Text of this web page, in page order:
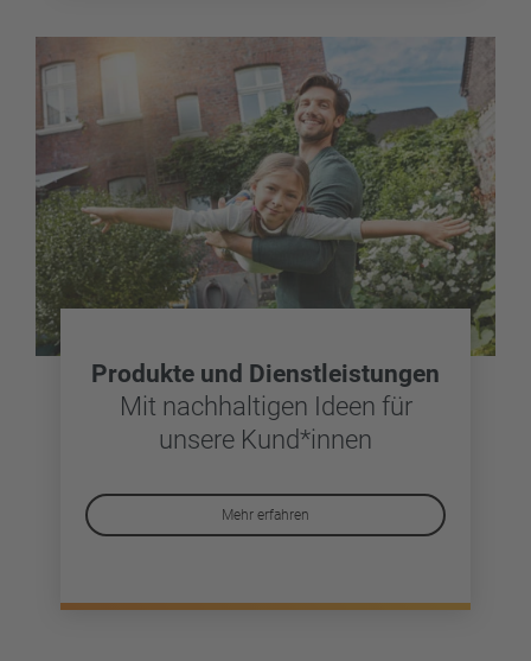
Produkte und Dienstleistungen
Mit nachhaltigen Ideen für
unsere Kund*innen
Mehr erfahren